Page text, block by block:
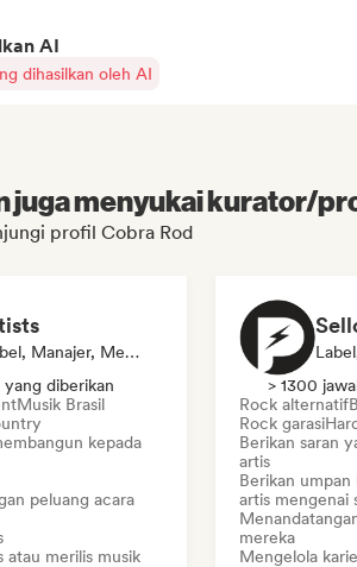
AI
dihasilkan oleh AI
juga menyukai kurator/
profil Cobra Rod
Booker, Label, Manajer, Media/Jurnalis, Mentor, Kurator Daftar Putar
diberikan
Musik Brasil
kepada
peluang acara
atau merilis musik
> 1300
Rock alternatif
Rock garasi
Berikan saran
artis
Berikan
artis mengenai
mereka
Mengelola